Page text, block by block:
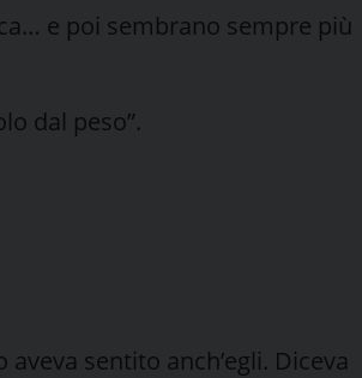
e poi sembrano sempre più
dal peso”.
sentito anch’egli. Diceva